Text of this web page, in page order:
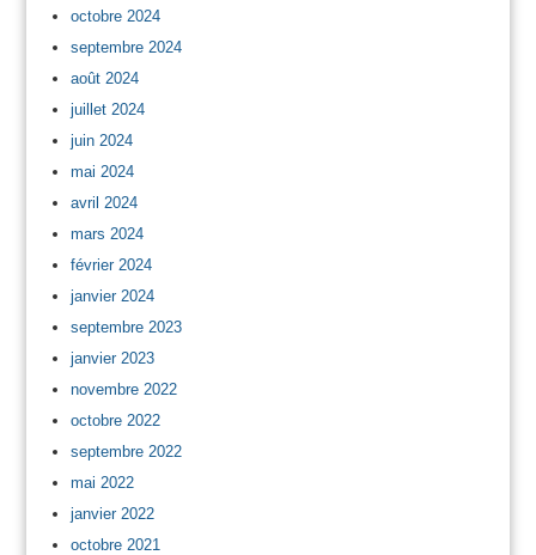
octobre 2024
septembre 2024
août 2024
juillet 2024
juin 2024
mai 2024
avril 2024
mars 2024
février 2024
janvier 2024
septembre 2023
janvier 2023
novembre 2022
octobre 2022
septembre 2022
mai 2022
janvier 2022
octobre 2021